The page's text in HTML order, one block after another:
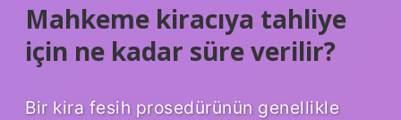
Mahkeme kiracıya tahliye
için ne kadar süre verilir?
Bir kira fesih prosedürünün genellikle